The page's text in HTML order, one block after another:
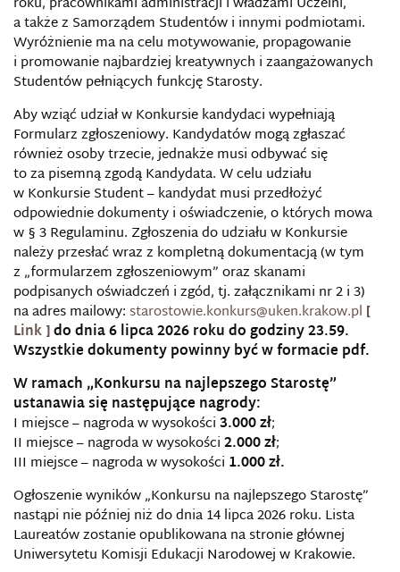
a także z Samorządem Studentów i innymi podmiotami.
Wyróżnienie ma na celu motywowanie, propagowanie
i promowanie najbardziej kreatywnych i zaangażowanych
Studentów pełniących funkcję Starosty.
Aby wziąć udział w Konkursie kandydaci wypełniają
Formularz zgłoszeniowy. Kandydatów mogą zgłaszać
również osoby trzecie, jednakże musi odbywać się
to za pisemną zgodą Kandydata. W celu udziału
w Konkursie Student – kandydat musi przedłożyć
odpowiednie dokumenty i oświadczenie, o których mowa
w § 3 Regulaminu. Zgłoszenia do udziału w Konkursie
należy przesłać wraz z kompletną dokumentacją (w tym
z „formularzem zgłoszeniowym” oraz skanami
podpisanych oświadczeń i zgód, tj. załącznikami nr 2 i 3)
na adres mailowy: starostowie.konkurs@uken.krakow.pl
do dnia 6 lipca 2026 roku do godziny 23.59.
Wszystkie dokumenty powinny być w formacie pdf.
W ramach „Konkursu na najlepszego Starostę”
ustanawia się następujące nagrody:
I miejsce – nagroda w wysokości3.000 zł;
II miejsce – nagroda w wysokości2.000 zł;
III miejsce – nagroda w wysokości 1.000 zł.
Ogłoszenie wyników „Konkursu na najlepszego Starostę”
nastąpi nie później niż do dnia 14 lipca 2026 roku. Lista
Laureatów zostanie opublikowana na stronie głównej
Uniwersytetu Komisji Edukacji Narodowej w Krakowie.